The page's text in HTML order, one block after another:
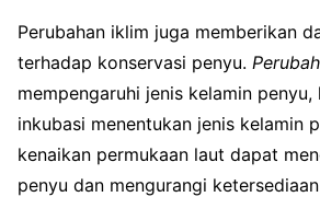
Perubahan iklim juga memberikan
terhadap konservasi penyu.
mempengaruhi jenis kelamin penyu,
inkubasi menentukan jenis kelamin
kenaikan permukaan laut dapat
penyu dan mengurangi